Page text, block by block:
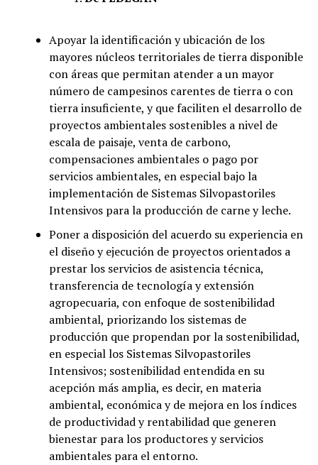
Apoyar la identificación y ubicación de los
mayores núcleos territoriales de tierra disponible
con áreas que permitan atender a un mayor
número de campesinos carentes de tierra o con
tierra insuficiente, y que faciliten el desarrollo de
proyectos ambientales sostenibles a nivel de
escala de paisaje, venta de carbono,
compensaciones ambientales o pago por
servicios ambientales, en especial bajo la
implementación de Sistemas Silvopastoriles
Intensivos para la producción de carne y leche.
Poner a disposición del acuerdo su experiencia en
el diseño y ejecución de proyectos orientados a
prestar los servicios de asistencia técnica,
transferencia de tecnología y extensión
agropecuaria, con enfoque de sostenibilidad
ambiental, priorizando los sistemas de
producción que propendan por la sostenibilidad,
en especial los Sistemas Silvopastoriles
Intensivos; sostenibilidad entendida en su
acepción más amplia, es decir, en materia
ambiental, económica y de mejora en los índices
de productividad y rentabilidad que generen
bienestar para los productores y servicios
ambientales para el entorno.